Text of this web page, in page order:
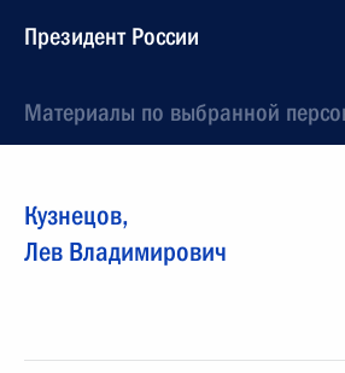
Президент России
Материалы по выбранной
Кузнецов,
Лев Владимирович